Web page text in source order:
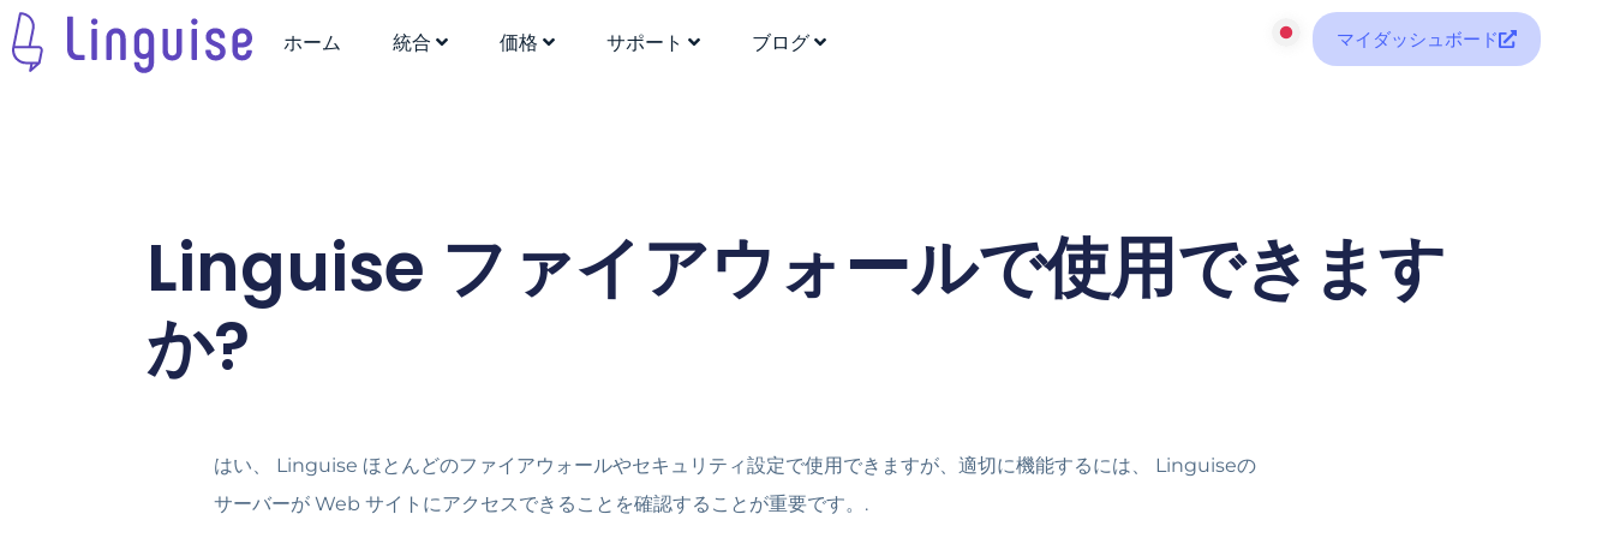
ホーム 統合 価格 サポート ブログ マイダッシュボード
Linguise ファイアウォールで使用できます
か?
はい、 Linguise ほとんどのファイアウォールやセキュリティ設定で使用できますが、適切に機能するには、 Linguiseの
サーバーが Web サイトにアクセスできることを確認することが重要です。.